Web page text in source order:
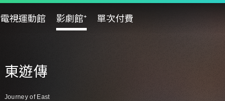
電視運動館 影劇館⁺ 單次付費
東遊傳
Journey of East